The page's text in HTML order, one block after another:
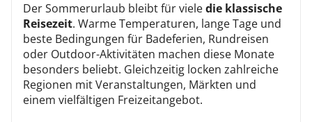
Der Sommerurlaub bleibt für vieledie klassische
Reisezeit. Warme Temperaturen, lange Tage und
beste Bedingungen für Badeferien, Rundreisen
oder Outdoor-Aktivitäten machen diese Monate
besonders beliebt. Gleichzeitig locken zahlreiche
Regionen mit Veranstaltungen, Märkten und
einem vielfältigen Freizeitangebot.